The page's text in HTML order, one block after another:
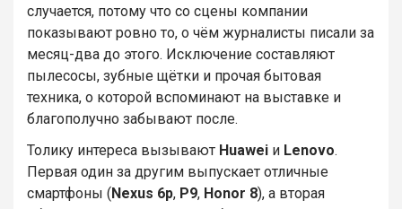
случается, потому что со сцены компании
показывают ровно то, о чём журналисты писали за
месяц-два до этого. Исключение составляют
пылесосы, зубные щётки и прочая бытовая
техника, о которой вспоминают на выставке и
благополучно забывают после.
Толику интереса вызывают Huawei и Lenovo.
Первая один за другим выпускает отличные
смартфоны ( Nexus 6p, P9, Honor 8), а вторая